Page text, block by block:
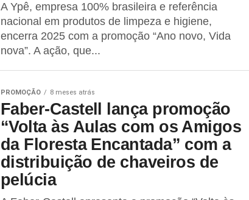
A Ypê, empresa 100% brasileira e referência
nacional em produtos de limpeza e higiene,
encerra 2025 com a promoção “Ano novo, Vida
nova”. A ação, que...
PROMOÇÃO 8 meses atrás
Faber-Castell lança promoção
“Volta às Aulas com os Amigos
da Floresta Encantada” com a
distribuição de chaveiros de
pelúcia